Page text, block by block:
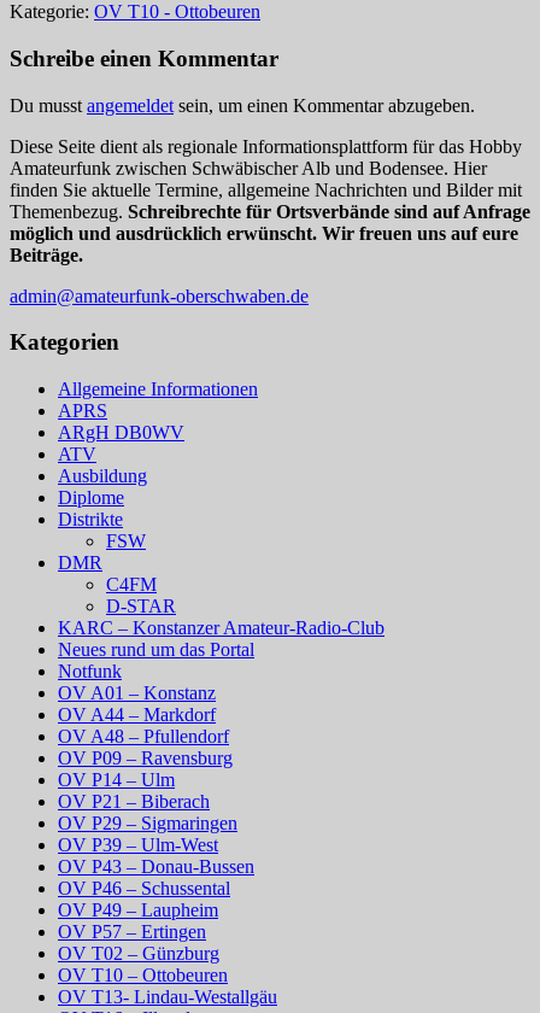
Kategorie: OV T10 - Ottobeuren
Schreibe einen Kommentar
Du musst angemeldet sein, um einen Kommentar abzugeben.
Diese Seite dient als regionale Informationsplattform für das Hobby
Amateurfunk zwischen Schwäbischer Alb und Bodensee. Hier
finden Sie aktuelle Termine, allgemeine Nachrichten und Bilder mit
Themenbezug. Schreibrechte für Ortsverbände sind auf Anfrage
möglich und ausdrücklich erwünscht. Wir freuen uns auf eure
Beiträge.
admin@amateurfunk-oberschwaben.de
Kategorien
Allgemeine Informationen
APRS
ARgH DB0WV
ATV
Ausbildung
Diplome
Distrikte
FSW
DMR
C4FM
D-STAR
KARC – Konstanzer Amateur-Radio-Club
Neues rund um das Portal
Notfunk
OV A01 – Konstanz
OV A44 – Markdorf
OV A48 – Pfullendorf
OV P09 – Ravensburg
OV P14 – Ulm
OV P21 – Biberach
OV P29 – Sigmaringen
OV P39 – Ulm-West
OV P43 – Donau-Bussen
OV P46 – Schussental
OV P49 – Laupheim
OV P57 – Ertingen
OV T02 – Günzburg
OV T10 – Ottobeuren
OV T13- Lindau-Westallgäu